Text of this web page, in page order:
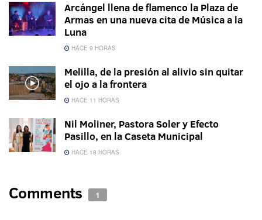
Arcángel llena de flamenco la Plaza de
Armas en una nueva cita de Música a la
Luna
HACE 9 HORAS
Melilla, de la presión al alivio sin quitar
el ojo a la frontera
HACE 11 HORAS
Nil Moliner, Pastora Soler y Efecto
Pasillo, en la Caseta Municipal
HACE 18 HORAS
Comments 1